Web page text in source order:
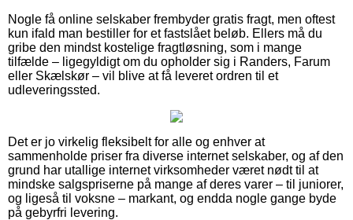
Nogle få online selskaber frembyder gratis fragt, men oftest
kun ifald man bestiller for et fastslået beløb. Ellers må du
gribe den mindst kostelige fragtløsning, som i mange
tilfælde – ligegyldigt om du opholder sig i Randers, Farum
eller Skælskør – vil blive at få leveret ordren til et
udleveringssted.
Det er jo virkelig fleksibelt for alle og enhver at
sammenholde priser fra diverse internet selskaber, og af den
grund har utallige internet virksomheder været nødt til at
mindske salgspriserne på mange af deres varer – til juniorer,
og ligeså til voksne – markant, og endda nogle gange byde
på gebyrfri levering.